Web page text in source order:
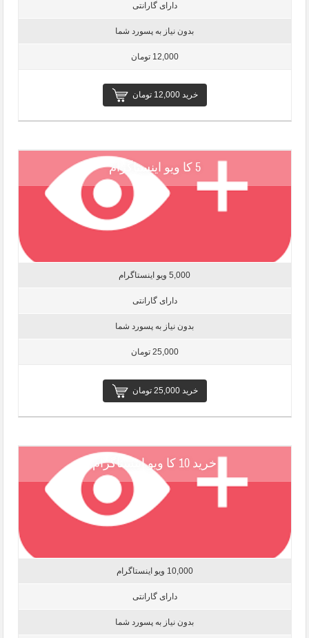
دارای گارانتی
بدون نیاز به پسورد شما
12,000 تومان
خرید 12,000 تومان
5 کا ویو اینستاگرام
5,000 ویو اینستاگرام
دارای گارانتی
بدون نیاز به پسورد شما
25,000 تومان
خرید 25,000 تومان
خرید 10 کا ویو اینستاگرام
10,000 ویو اینستاگرام
دارای گارانتی
بدون نیاز به پسورد شما